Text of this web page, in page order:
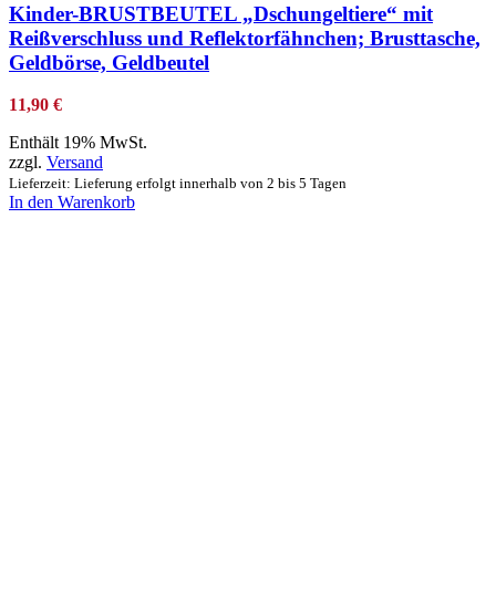
Kinder-BRUSTBEUTEL „Dschungeltiere“ mit
Reißverschluss und Reflektorfähnchen; Brusttasche,
Geldbörse, Geldbeutel
11,90 €
Enthält 19% MwSt.
zzgl. Versand
Lieferzeit: Lieferung erfolgt innerhalb von 2 bis 5 Tagen
In den Warenkorb